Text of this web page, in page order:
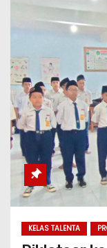
KELAS TALENTA